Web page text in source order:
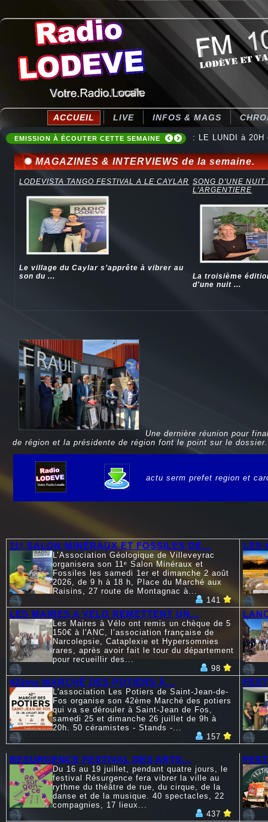
ACCUEIL LIVE INFOS & MAGS
EMISSION À ÉCOUTER CETTE SEMAINE : Destination
MAGAZINES & INTERVIEWS de la semaine.
LODEVISTA TANGO FESTIVAL A LE CAYLAR
Le village du Caylar s’apprête à vibrer au
son du ...
SONG D'UNE NUIT
L'ARGENTIERE
La troisième
d'une nuit ...
Une dernière réunion pour
de région et la présidente de région font le point sur le dossier.
actu serm prefet region et
11ᵉ SALON MINÉRAUX ET FOSSILES DE...
L’Association Géologique de Villeveyrac
organisera son 11ᵉ Salon Minéraux et
Fossiles les samedi 1er et dimanche 2 août
2026, de 9 h à 18 h, Place du Marché aux
Raisins, 27 route de Montagnac à...
141
LES
LES MAIRES A VELO REMETTENT UN...
Les Maires à Vélo ont remis un chèque de 5
150€ à l'ANC, l’association française de
Narcolepsie, Cataplexie et Hypersomnies
rares, après avoir fait le tour du département
pour recueillir des...
98
42ème MARCHÉ DES POTIERS À...
L'association Les Potiers de Saint-Jean-de-
Fos organise son 42ème Marché des potiers
qui va se dérouler à Saint-Jean de Fos,
samedi 25 et dimanche 26 juillet de 9h à
20h. 50 céramistes - Stands -...
157
RESURGENCE FESTIVAL DES ARTS...
Du 16 au 19 juillet, pendant quatre jours, le
festival Résurgence fera vibrer la ville au
rythme du théâtre de rue, du cirque, de la
danse et de la musique. 40 spectacles, 22
compagnies, 17 lieux...
437